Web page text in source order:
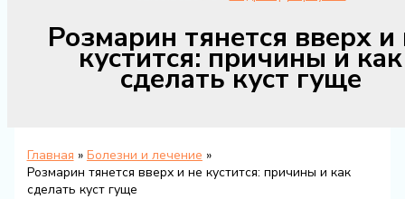
Розмарин тянется вверх и
кустится: причины и как
сделать куст гуще
Главная
Болезни и лечение
Розмарин тянется вверх и не кустится: причины и как
сделать куст гуще